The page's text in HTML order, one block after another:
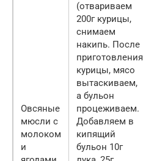
Овсяные
мюсли с
молоком
и
(отвариваем
200г курицы,
снимаем
накипь. После
приготовления
курицы, мясо
вытаскиваем,
а бульон
процеживаем.
Добавляем в
кипящий
бульон 10г